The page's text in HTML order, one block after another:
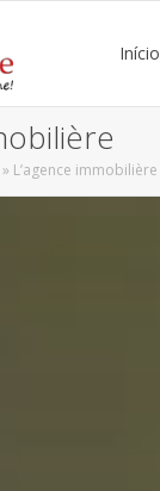
Início
» L’agence immobilière